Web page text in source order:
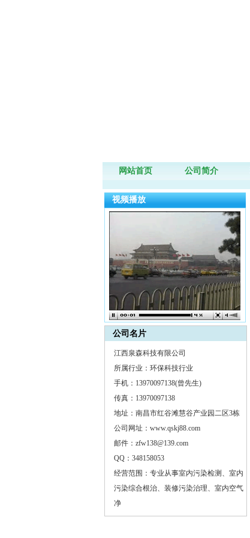
网站首页 公司简介
视频播放
公司名片
江西泉森科技有限公司
所属行业：环保科技行业
手机：13970097138(曾先生)
传真：13970097138
地址：南昌市红谷滩慧谷产业园二区3栋
公司网址：www.qskj88.com
邮件：zfw138@139.com
QQ：348158053
经营范围：专业从事室内污染检测、室内
污染综合根治、装修污染治理、室内空气
净